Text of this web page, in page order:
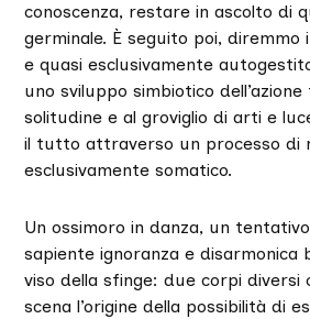
conoscenza, restare in ascolto di
germinale. È seguito poi,
e quasi esclusivamente
uno sviluppo simbiotico
solitudine e al groviglio di arti e
il tutto attraverso un processo di
esclusivamente somatico.
Un ossimoro in danza, un
sapiente ignoranza e disarmonica
viso della sfinge: due corpi diversi
scena l’origine della possibilità di